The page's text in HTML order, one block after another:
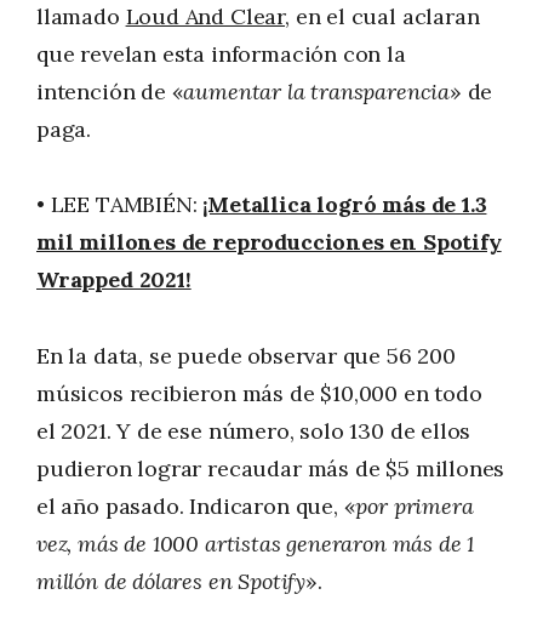
llamado Loud And Clear, en el cual aclaran
que revelan esta información con la
intención de «aumentar la transparencia» de
paga.
• LEE TAMBIÉN: ¡Metallica logró más de 1.3
mil millones de reproducciones en Spotify
Wrapped 2021!
En la data, se puede observar que 56 200
músicos recibieron más de $10,000 en todo
el 2021. Y de ese número, solo 130 de ellos
pudieron lograr recaudar más de $5 millones
el año pasado. Indicaron que, «por primera
vez, más de 1000 artistas generaron más de 1
millón de dólares en Spotify».